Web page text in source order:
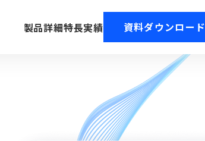
製品詳細特長実績 資料ダウンロード